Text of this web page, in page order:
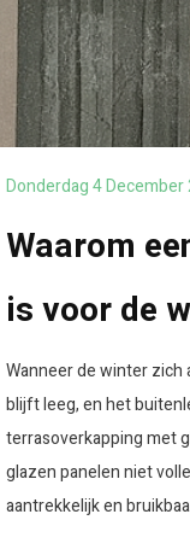
Donderdag 4 December
Waarom
is voor de
Wanneer de winter zich
blijft leeg, en het
terrasoverkapping met
glazen panelen niet
aantrekkelijk en